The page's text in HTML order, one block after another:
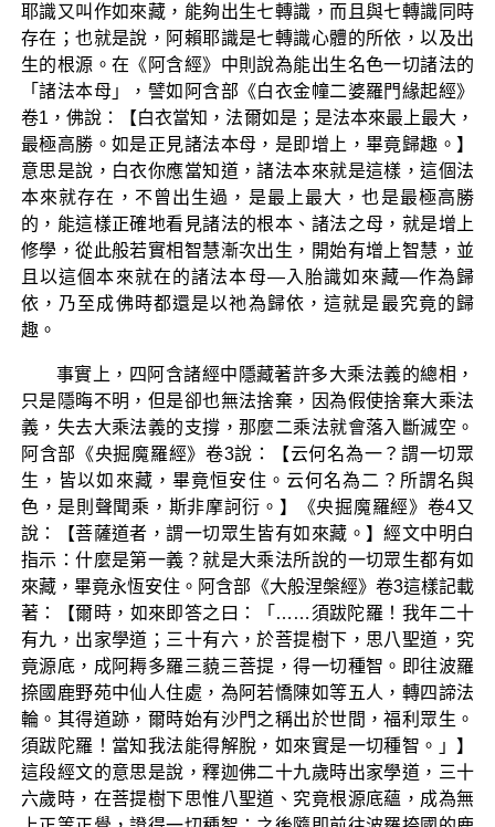
耶識又叫作如來藏，能夠出生七轉識，而且與七轉識同時
存在；也就是說，阿賴耶識是七轉識心體的所依，以及出
生的根源。在《阿含經》中則說為能出生名色一切諸法的
「諸法本母」，譬如阿含部《白衣金幢二婆羅門緣起經》
卷1，佛說：【白衣當知，法爾如是；是法本來最上最大，
最極高勝。如是正見諸法本母，是即增上，畢竟歸趣。】
意思是說，白衣你應當知道，諸法本來就是這樣，這個法
本來就存在，不曾出生過，是最上最大，也是最極高勝
的，能這樣正確地看見諸法的根本、諸法之母，就是增上
修學，從此般若實相智慧漸次出生，開始有增上智慧，並
且以這個本來就在的諸法本母—入胎識如來藏—作為歸
依，乃至成佛時都還是以祂為歸依，這就是最究竟的歸
趣。
事實上，四阿含諸經中隱藏著許多大乘法義的總相，
只是隱晦不明，但是卻也無法捨棄，因為假使捨棄大乘法
義，失去大乘法義的支撐，那麼二乘法就會落入斷滅空。
阿含部《央掘魔羅經》卷3說：【云何名為一？謂一切眾
生，皆以如來藏，畢竟恒安住。云何名為二？所謂名與
色，是則聲聞乘，斯非摩訶衍。】《央掘魔羅經》卷4又
說：【菩薩道者，謂一切眾生皆有如來藏。】經文中明白
指示：什麼是第一義？就是大乘法所說的一切眾生都有如
來藏，畢竟永恆安住。阿含部《大般涅槃經》卷3這樣記載
著：【爾時，如來即答之曰：「……須跋陀羅！我年二十
有九，出家學道；三十有六，於菩提樹下，思八聖道，究
竟源底，成阿耨多羅三藐三菩提，得一切種智。即往波羅
捺國鹿野苑中仙人住處，為阿若憍陳如等五人，轉四諦法
輪。其得道跡，爾時始有沙門之稱出於世間，福利眾生。
須跋陀羅！當知我法能得解脫，如來實是一切種智。」】
這段經文的意思是說，釋迦佛二十九歲時出家學道，三十
六歲時，在菩提樹下思惟八聖道、究竟根源底蘊，成為無